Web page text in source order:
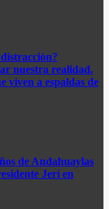
nuestra realidad.
viven a espaldas de
de Andahuaylas
Jerí en